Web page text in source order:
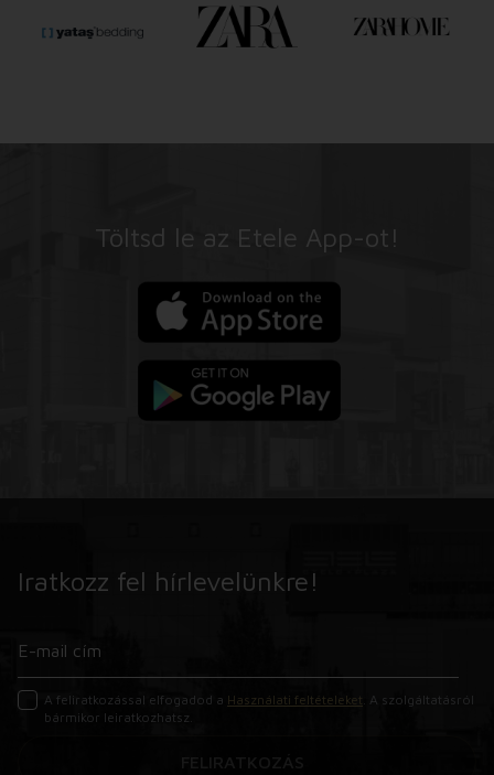
Töltsd le az Etele App-ot!
Iratkozz fel hírlevelünkre!
A feliratkozással elfogadod a Használati feltételeket . A szolgáltatásról
bármikor leiratkozhatsz.